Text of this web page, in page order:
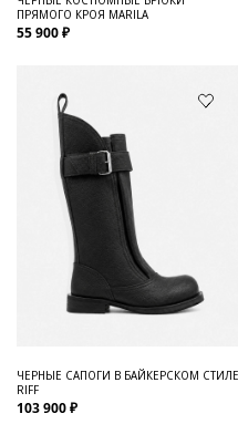
ПРЯМОГО КРОЯ MARILA
55 900 ₽
ЧЕРНЫЕ САПОГИ В БАЙКЕРСКОМ СТИЛЕ
RIFF
103 900 ₽